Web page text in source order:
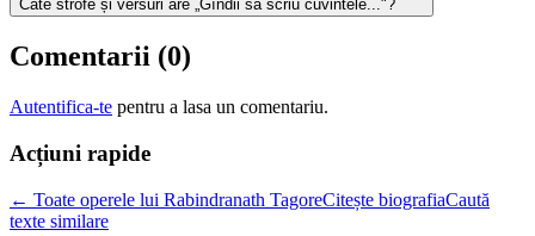
Câte strofe și versuri are „Gîndii să scriu cuvintele..."?
Comentarii (0)
Autentifica-te pentru a lasa un comentariu.
Acțiuni rapide
← Toate operele lui Rabindranath TagoreCitește biografiaCaută
texte similare